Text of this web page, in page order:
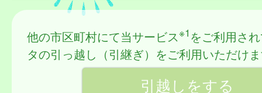
他の市区町村にて当サービス※1 をご利用さ
タの引っ越し（引継ぎ）をご利用いただけ